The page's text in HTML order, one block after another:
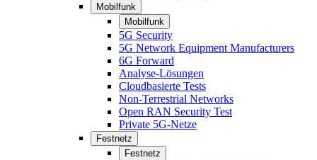
Mobilfunk
Mobilfunk
5G Security
5G Network Equipment Manufacturers
6G Forward
Analyse-Lösungen
Cloudbasierte Tests
Non-Terrestrial Networks
Open RAN Security Test
Private 5G-Netze
Festnetz
Festnetz